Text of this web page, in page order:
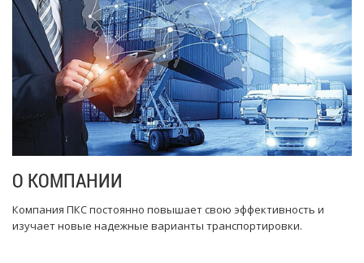
О КОМПАНИИ
Компания ПКС постоянно повышает свою эффективность и
изучает новые надежные варианты транспортировки.